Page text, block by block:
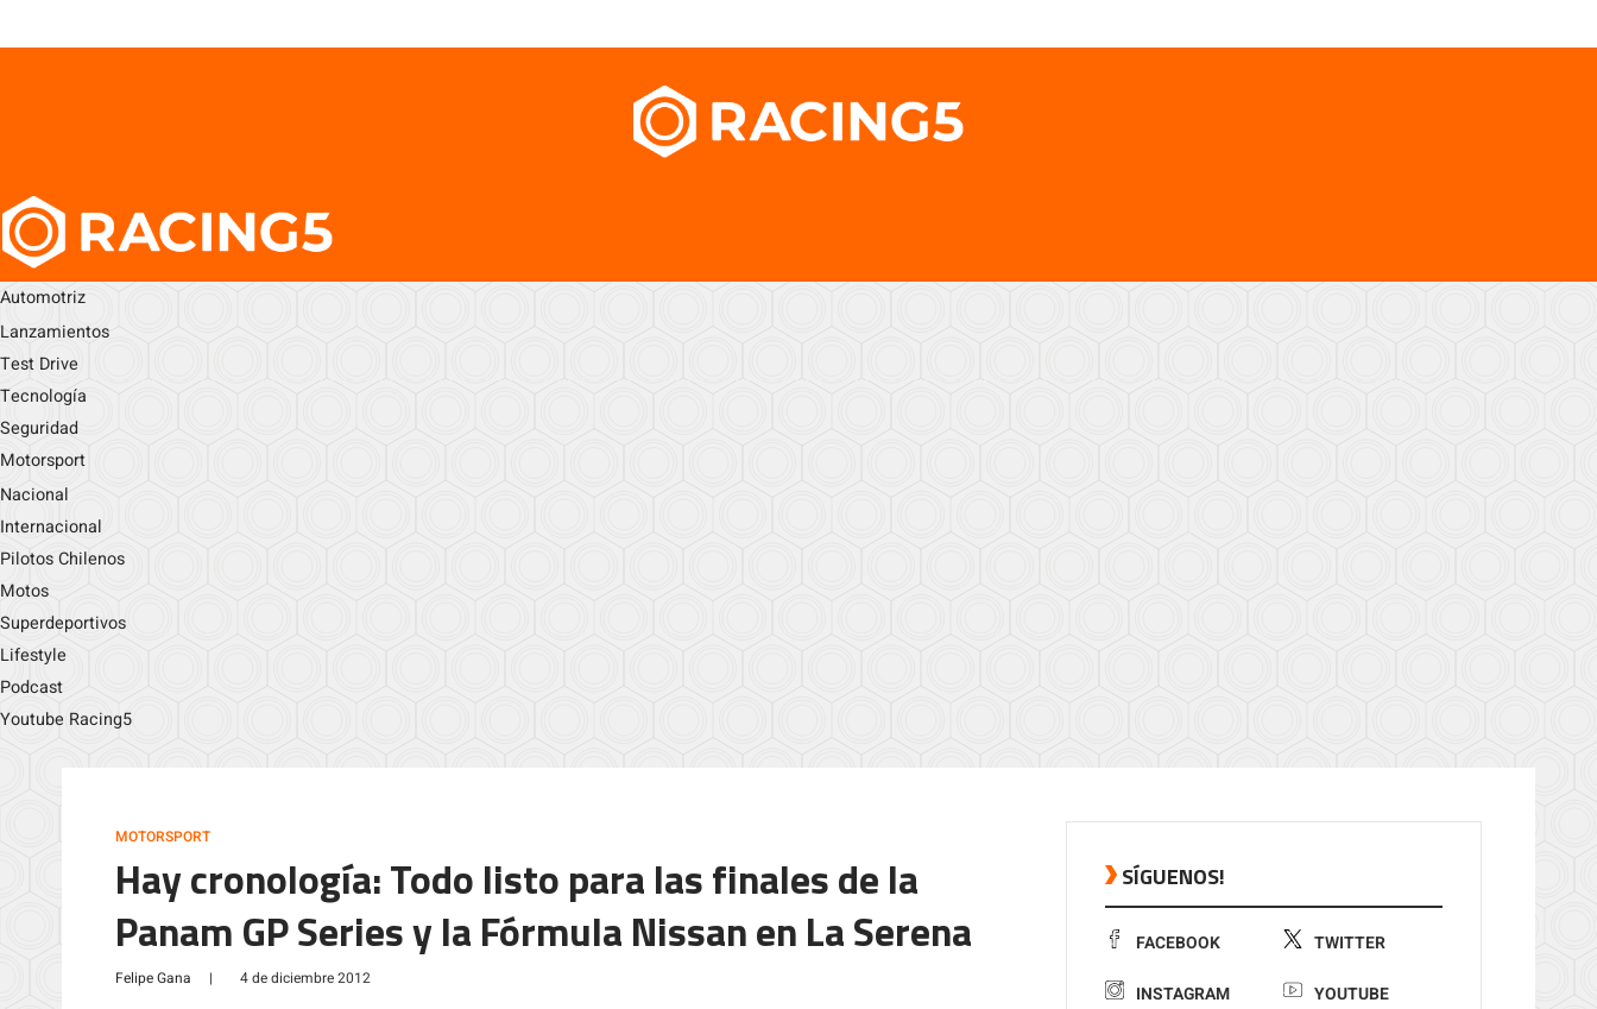
Automotriz
Lanzamientos
Test Drive
Tecnología
Seguridad
Motorsport
Nacional
Internacional
Pilotos Chilenos
Motos
Superdeportivos
Lifestyle
Podcast
Youtube Racing5
MOTORSPORT
Hay cronología: Todo listo para las finales de la
Panam GP Series y la Fórmula Nissan en La Serena
Felipe Gana | 4 de diciembre 2012
SÍGUENOS!
FACEBOOK TWITTER
INSTAGRAM YOUTUBE